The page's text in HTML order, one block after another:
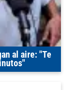
al aire: "Te